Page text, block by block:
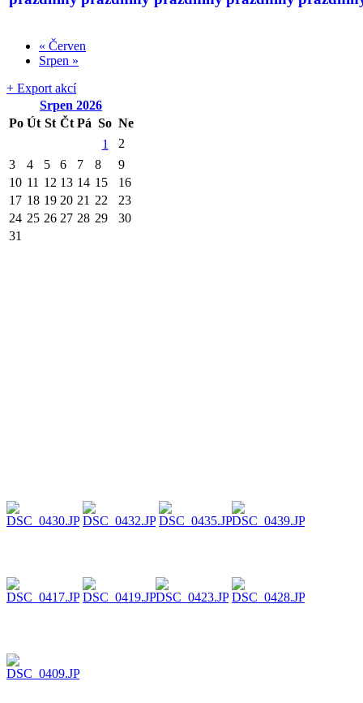
« Červen
Srpen »
+ Export akcí
Srpen 2026
Po Út St Čt Pá So Ne
1
2
3
4 5 6 7 8
9
10 11 12 13 14 15
16
17 18 19 20 21 22
23
24 25 26 27 28 29
30
31